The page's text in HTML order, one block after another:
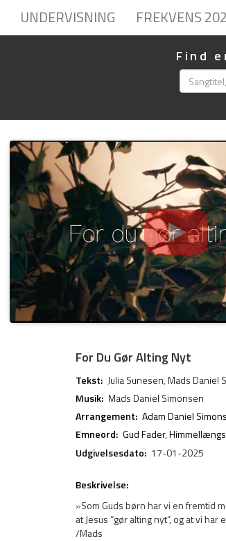
UNDERVISNING FREKVENS
Find
For Du Gør Alting Nyt
Tekst: Julia Sunesen, Mads Daniel
Musik: Mads Daniel Simonsen
Arrangement: Adam Daniel
Emneord: Gud Fader,
Udgivelsesdato: 17-01-2025
Beskrivelse:
»Som Guds børn har vi en fremtid
at Jesus “gør alting nyt”, og at vi
/Mads